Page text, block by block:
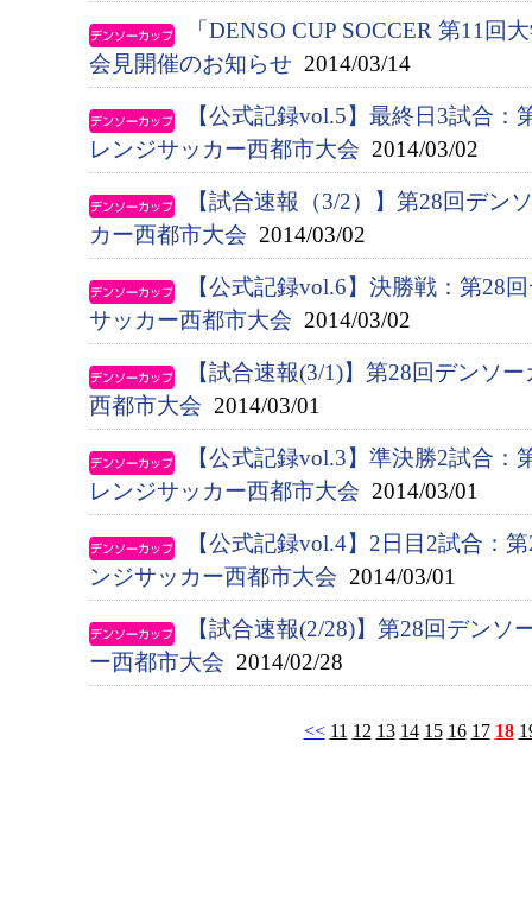
「DENSO CUP SOCCER 第11回
会見開催のお知らせ 2014/03/14
【公式記録vol.5】最終日3試合
レンジサッカー西都市大会 2014/03/02
【試合速報（3/2）】第28回デン
カー西都市大会 2014/03/02
【公式記録vol.6】決勝戦：第28
サッカー西都市大会 2014/03/02
【試合速報(3/1)】第28回デンソ
西都市大会 2014/03/01
【公式記録vol.3】準決勝2試合
レンジサッカー西都市大会 2014/03/01
【公式記録vol.4】2日目2試合：
ンジサッカー西都市大会 2014/03/01
【試合速報(2/28)】第28回デン
ー西都市大会 2014/02/28
<< 11 12 13 14 15 16 17 18